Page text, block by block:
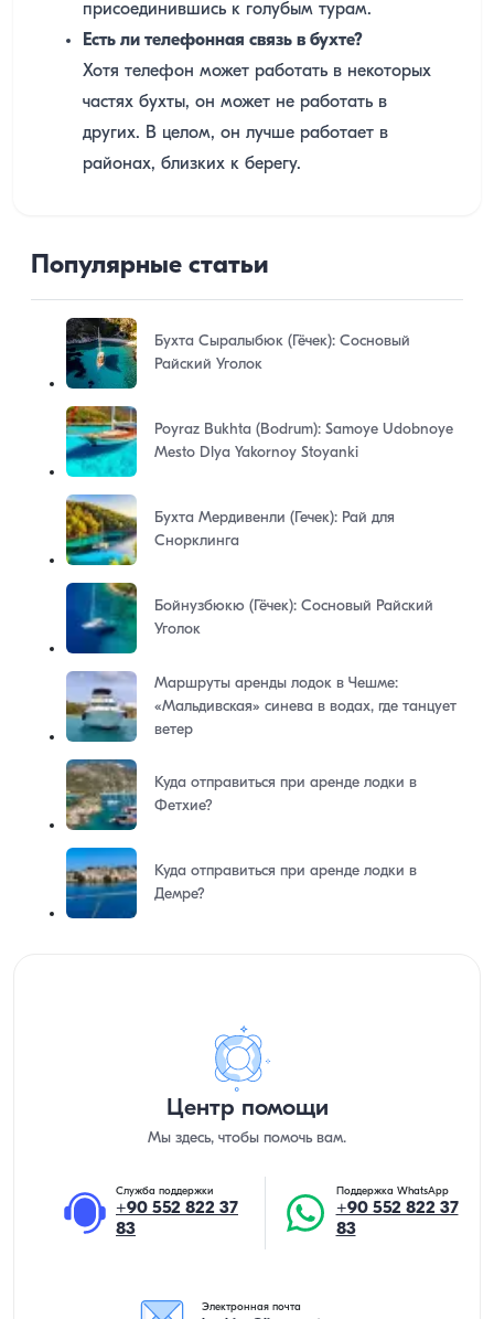
присоединившись к голубым турам.
Есть ли телефонная связь в бухте?
Хотя телефон может работать в некоторых
частях бухты, он может не работать в
других. В целом, он лучше работает в
районах, близких к берегу.
Популярные статьи
Бухта Сыралыбюк (Гёчек): Сосновый
Райский Уголок
Poyraz Bukhta (Bodrum): Samoye Udobnoye
Mesto Dlya Yakornoy Stoyanki
Бухта Мердивенли (Гечек): Рай для
Снорклинга
Бойнузбюкю (Гёчек): Сосновый Райский
Уголок
Маршруты аренды лодок в Чешме:
«Мальдивская» синева в водах, где танцует
ветер
Куда отправиться при аренде лодки в
Фетхие?
Куда отправиться при аренде лодки в
Демре?
Центр помощи
Мы здесь, чтобы помочь вам.
Служба поддержки
+90 552 822 37
83
Поддержка WhatsApp
+90 552 822 37
83
Электронная почта